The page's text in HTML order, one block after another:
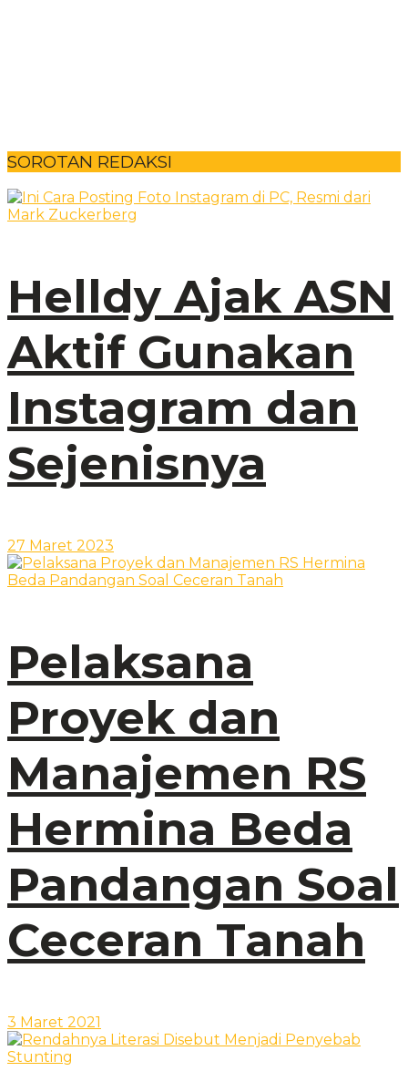
SOROTAN REDAKSI
Helldy Ajak ASN
Aktif Gunakan
Instagram dan
Sejenisnya
27 Maret 2023
Pelaksana
Proyek dan
Manajemen RS
Hermina Beda
Pandangan Soal
Ceceran Tanah
3 Maret 2021